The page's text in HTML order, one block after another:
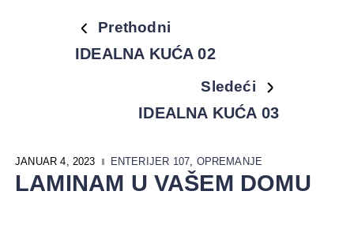
Prethodni
IDEALNA KUĆA 02
Sledeći
IDEALNA KUĆA 03
JANUAR 4, 2023 ENTERIJER 107, OPREMANJE
LAMINAM U VAŠEM DOMU